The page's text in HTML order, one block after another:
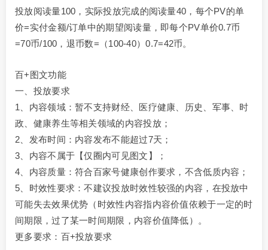
投放阅读量100，实际投放完成的阅读量40，每个PV的单
价=实付金额/订单中的期望阅读量，即每个PV单价0.7币
=70币/100，退币数=（100-40）0.7=42币。
百+图文功能
一、投放要求
1、内容领域：暂不支持财经、医疗健康、历史、军事、时
政、健康养生等相关领域的内容投放；
2、发布时间：内容发布不能超过7天；
3、内容不属于【仅圈内可见图文】；
4、内容质量：符合百家号健康创作要求，不含低质内容；
5、时效性要求：不建议投放时效性较强的内容，在投放中
可能失去效果优势（时效性内容指内容价值依赖于一定的时
间期限，过了某一时间期限，内容价值降低）。
更多要求：百+投放要求